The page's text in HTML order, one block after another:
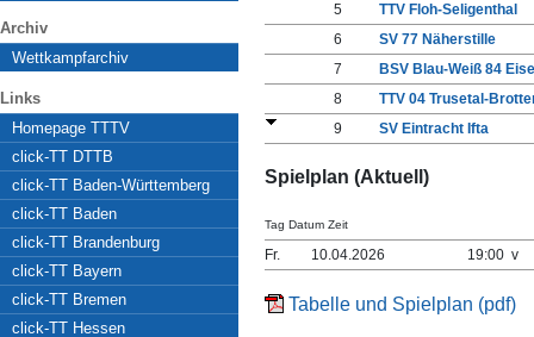
Archiv
Wettkampfarchiv
Links
Homepage TTTV
click-TT DTTB
click-TT Baden-Württemberg
click-TT Baden
click-TT Brandenburg
click-TT Bayern
click-TT Bremen
click-TT Hessen
5
TTV Floh-Seligenthal
6
SV 77 Näherstille
7
BSV Blau-Weiß 84
8
TTV 04 Trusetal-
9
SV Eintracht Ifta
Spielplan (Aktuell)
Tag Datum Zeit
Fr. 10.04.2026 19:00 v
Tabelle und Spielplan (pdf)